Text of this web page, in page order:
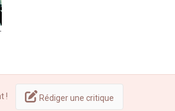
! Rédiger une critique